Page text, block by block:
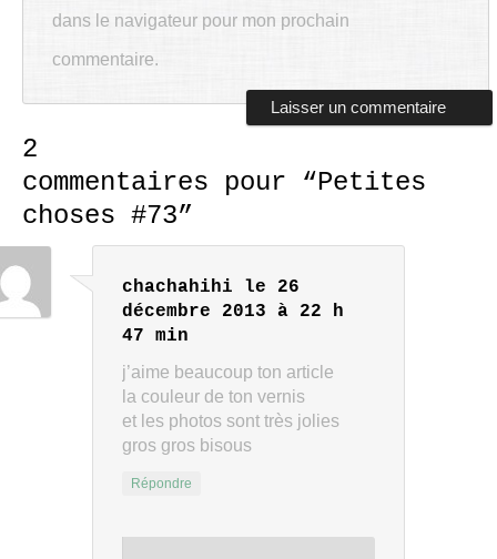
dans le navigateur pour mon prochain
commentaire.
2
commentaires pour “Petites
choses #73”
chachahihi
le 26
décembre 2013 à 22 h
47 min
j’aime beaucoup ton article
la couleur de ton vernis
et les photos sont très jolies
gros gros bisous
Répondre